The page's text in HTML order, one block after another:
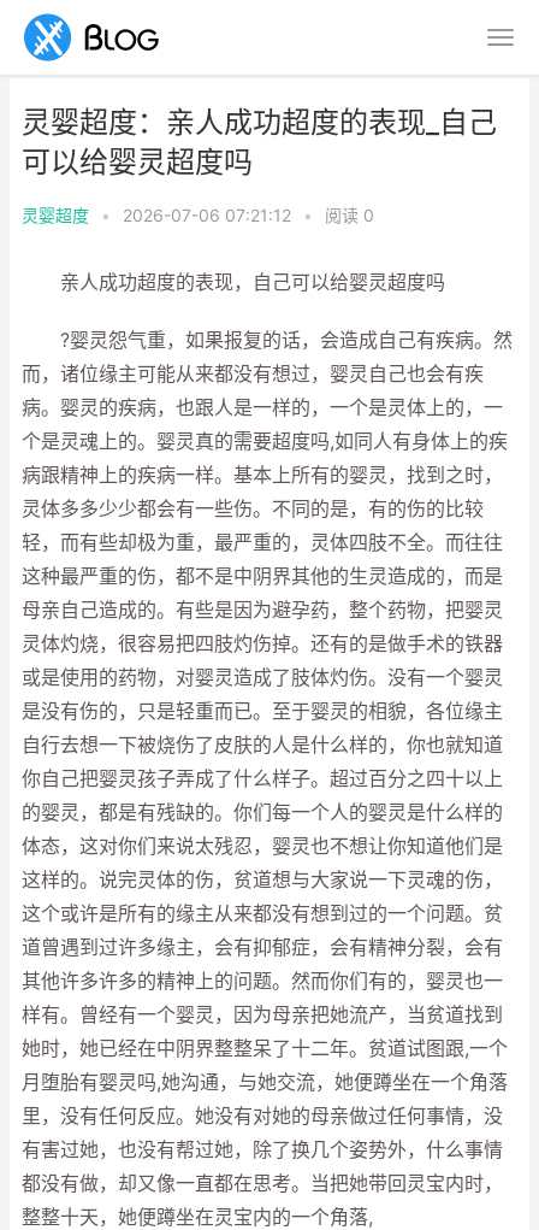
灵婴超度：亲人成功超度的表现_自己
可以给婴灵超度吗
灵婴超度 • 2026-07-06 07:21:12 • 阅读 0
亲人成功超度的表现，自己可以给婴灵超度吗
?婴灵怨气重，如果报复的话，会造成自己有疾病。然
而，诸位缘主可能从来都没有想过，婴灵自己也会有疾
病。婴灵的疾病，也跟人是一样的，一个是灵体上的，一
个是灵魂上的。婴灵真的需要超度吗,如同人有身体上的疾
病跟精神上的疾病一样。基本上所有的婴灵，找到之时，
灵体多多少少都会有一些伤。不同的是，有的伤的比较
轻，而有些却极为重，最严重的，灵体四肢不全。而往往
这种最严重的伤，都不是中阴界其他的生灵造成的，而是
母亲自己造成的。有些是因为避孕药，整个药物，把婴灵
灵体灼烧，很容易把四肢灼伤掉。还有的是做手术的铁器
或是使用的药物，对婴灵造成了肢体灼伤。没有一个婴灵
是没有伤的，只是轻重而已。至于婴灵的相貌，各位缘主
自行去想一下被烧伤了皮肤的人是什么样的，你也就知道
你自己把婴灵孩子弄成了什么样子。超过百分之四十以上
的婴灵，都是有残缺的。你们每一个人的婴灵是什么样的
体态，这对你们来说太残忍，婴灵也不想让你知道他们是
这样的。说完灵体的伤，贫道想与大家说一下灵魂的伤，
这个或许是所有的缘主从来都没有想到过的一个问题。贫
道曾遇到过许多缘主，会有抑郁症，会有精神分裂，会有
其他许多许多的精神上的问题。然而你们有的，婴灵也一
样有。曾经有一个婴灵，因为母亲把她流产，当贫道找到
她时，她已经在中阴界整整呆了十二年。贫道试图跟,一个
月堕胎有婴灵吗,她沟通，与她交流，她便蹲坐在一个角落
里，没有任何反应。她没有对她的母亲做过任何事情，没
有害过她，也没有帮过她，除了换几个姿势外，什么事情
都没有做，却又像一直都在思考。当把她带回灵宝内时，
整整十天，她便蹲坐在灵宝内的一个角落,